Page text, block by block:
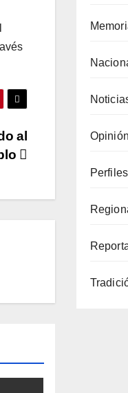
al
Perfiles